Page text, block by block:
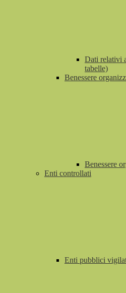
Dati relativi
tabelle)
Benessere
Benessere
Enti controllati
Enti pubblici